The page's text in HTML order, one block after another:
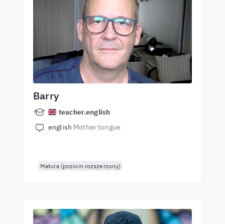
Barry
teacher.english
english Mother tongue
Matura (poziom rozszerzony)